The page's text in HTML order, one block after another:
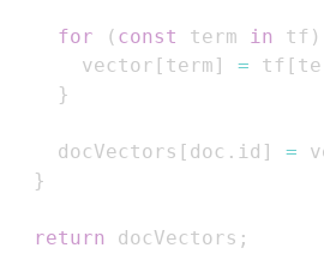
for ( const term in tf )
      vector
[ term ] = tf [
}
    docVectors
[ doc . id ] =
}
return docVectors ;